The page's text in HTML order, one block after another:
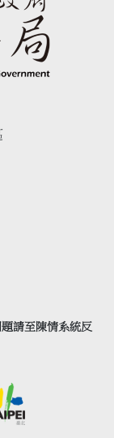
請至陳情系統反